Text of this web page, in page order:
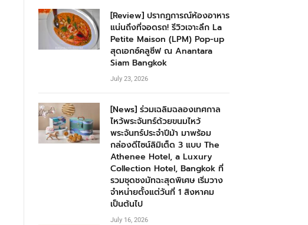
[Review] ปรากฏการณ์ห้องอาหาร
แน่นถึงที่จอดรถ! รีวิวเจาะลึก La
Petite Maison (LPM) Pop-up
สุดเอกซ์คลูซีฟ ณ Anantara
Siam Bangkok
July 23, 2026
[News] ร่วมเฉลิมฉลองเทศกาล
ไหว้พระจันทร์ด้วยขนมไหว้
พระจันทร์ประจำปีม้า มาพร้อม
กล่องดีไซน์ลิมิเต็ด 3 แบบ The
Athenee Hotel, a Luxury
Collection Hotel, Bangkok ที่
รวมชุดชงมัทฉะสุดพิเศษ เริ่มวาง
จำหน่ายตั้งแต่วันที่ 1 สิงหาคม
เป็นต้นไป
July 16, 2026